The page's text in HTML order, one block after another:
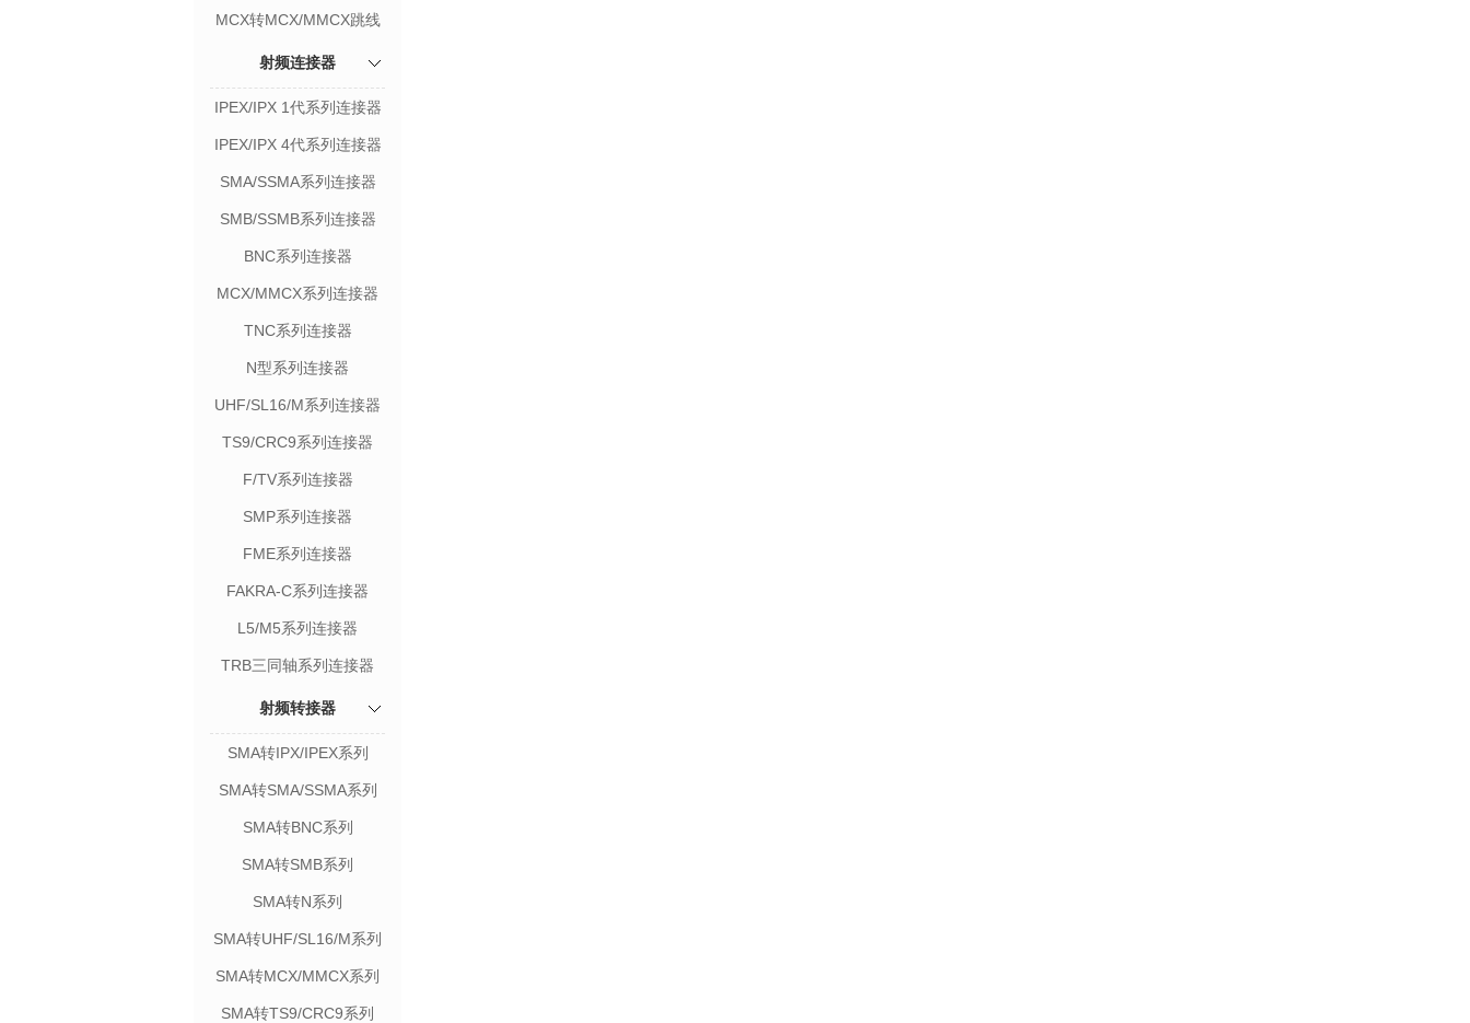
MCX转MCX/MMCX跳线
射频连接器
IPEX/IPX 1代系列连接器
IPEX/IPX 4代系列连接器
SMA/SSMA系列连接器
SMB/SSMB系列连接器
BNC系列连接器
MCX/MMCX系列连接器
TNC系列连接器
N型系列连接器
UHF/SL16/M系列连接器
TS9/CRC9系列连接器
F/TV系列连接器
SMP系列连接器
FME系列连接器
FAKRA-C系列连接器
L5/M5系列连接器
TRB三同轴系列连接器
射频转接器
SMA转IPX/IPEX系列
SMA转SMA/SSMA系列
SMA转BNC系列
SMA转SMB系列
SMA转N系列
SMA转UHF/SL16/M系列
SMA转MCX/MMCX系列
SMA转TS9/CRC9系列